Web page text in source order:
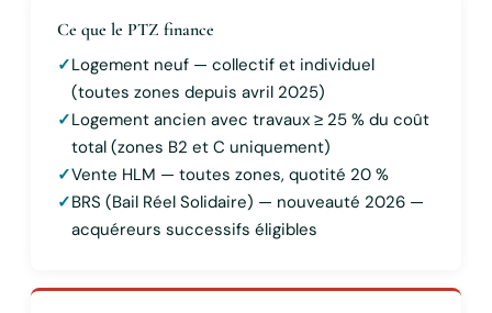
Ce que le PTZ finance
✓Logement neuf — collectif et individuel
(toutes zones depuis avril 2025)
✓Logement ancien avec travaux ≥ 25 % du coût
total (zones B2 et C uniquement)
✓Vente HLM — toutes zones, quotité 20 %
✓BRS (Bail Réel Solidaire) — nouveauté 2026 —
acquéreurs successifs éligibles